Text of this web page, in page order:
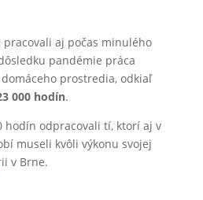
aj počas minulého
pandémie práca
prostredia, odkiaľ
000 hodín.
hodín odpracovali tí, ktorí aj v
museli kvôli výkonu svojej
v Brne.